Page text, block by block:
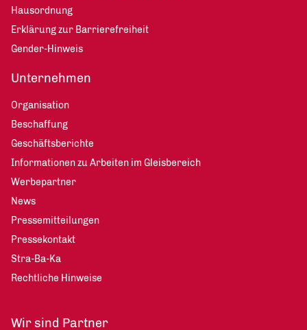
Hausordnung
Erklärung zur Barrierefreiheit
Gender-Hinweis
Unternehmen
Organisation
Beschaffung
Geschäftsberichte
Informationen zu Arbeiten im Gleisbereich
Werbepartner
News
Pressemitteilungen
Pressekontakt
Stra-Ba-Ka
Rechtliche Hinweise
Wir sind Partner